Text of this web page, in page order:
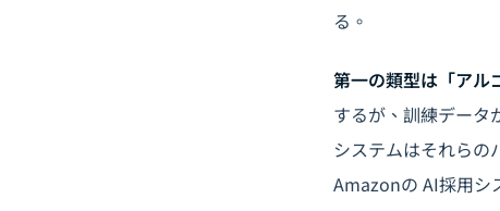
る。
第一の類型は「アル
するが、訓練デー
システムはそれらの
Amazonの AI採用シ